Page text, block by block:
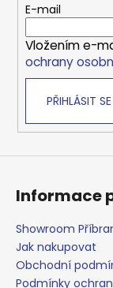
E-mail
Vložením e-
ochrany
PŘIHLÁSIT SE
Informace
Showroom
Jak nakupovat
Obchodní
Podmínky